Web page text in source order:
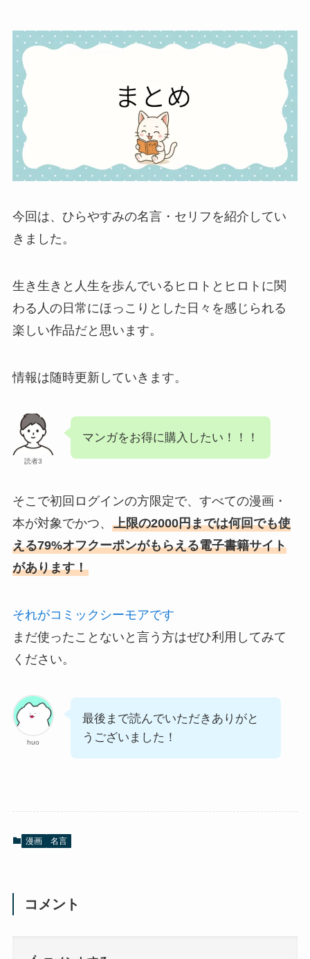
今回は、ひらやすみの名言・セリフを紹介してい
きました。
生き生きと人生を歩んでいるヒロトとヒロトに関
わる人の日常にほっこりとした日々を感じられる
楽しい作品だと思います。
情報は随時更新していきます。
読者3
マンガをお得に購入したい！！！
そこで初回ログインの方限定で、すべての漫画・
本が対象でかつ、 上限の2000円までは何回でも使
える79%オフクーポンがもらえる電子書籍サイト
があります！
それがコミックシーモアです
まだ使ったことないと言う方はぜひ利用してみて
ください。
huo
最後まで読んでいただきありがと
うございました！
漫画 名言
コメント